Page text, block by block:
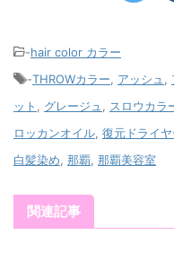
-hair color カラー
-THROWカラー アッシュ
ット
グレージュ スロウカラ
ロッカンオイル 復元ドライヤ
白髪染め 那覇 那覇美容室
関連記事